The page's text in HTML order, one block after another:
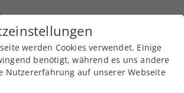
Newsübersicht
werden Cookies verwendet. Einige
benötigt, während es uns andere
Nutzererfahrung auf unserer Webseite